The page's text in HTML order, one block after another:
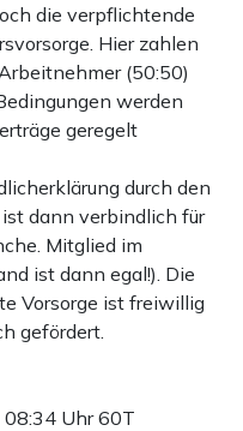
die verpflichtende
Hier zahlen
(50:50)
werden
geregelt
durch den
dann verbindlich für
Mitglied im
ist dann egal!). Die
Vorsorge ist freiwillig
gefördert.
08:34 Uhr60T